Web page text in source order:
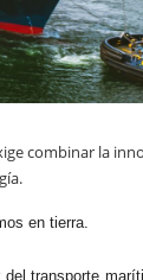
combinar la
en tierra.
transporte